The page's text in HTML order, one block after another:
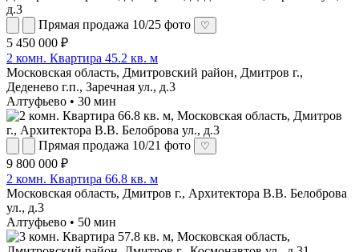
Прямая продажа 10/25 фото ♡
5 450 000 ₽
2 комн. Квартира 45.2 кв. м
Московская область, Дмитровский район, Дмитров г.,
Деденево г.п., Заречная ул., д.3
Алтуфьево • 30 мин
Прямая продажа 10/21 фото ♡
9 800 000 ₽
2 комн. Квартира 66.8 кв. м
Московская область, Дмитров г., Архитектора В.В. Белоброва
ул., д.3
Алтуфьево • 50 мин